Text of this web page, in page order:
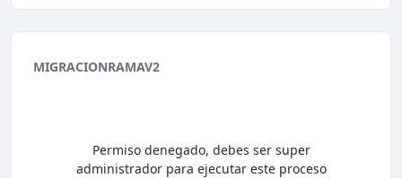
MIGRACIONRAMAV2
Permiso denegado, debes ser super
administrador para ejecutar este proceso